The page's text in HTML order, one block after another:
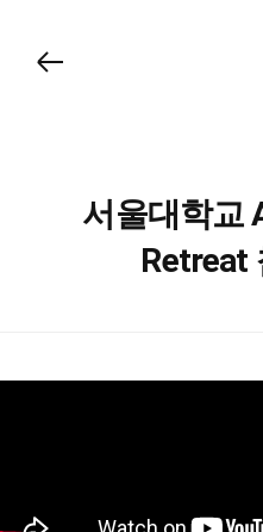
서울대학교
Retreat